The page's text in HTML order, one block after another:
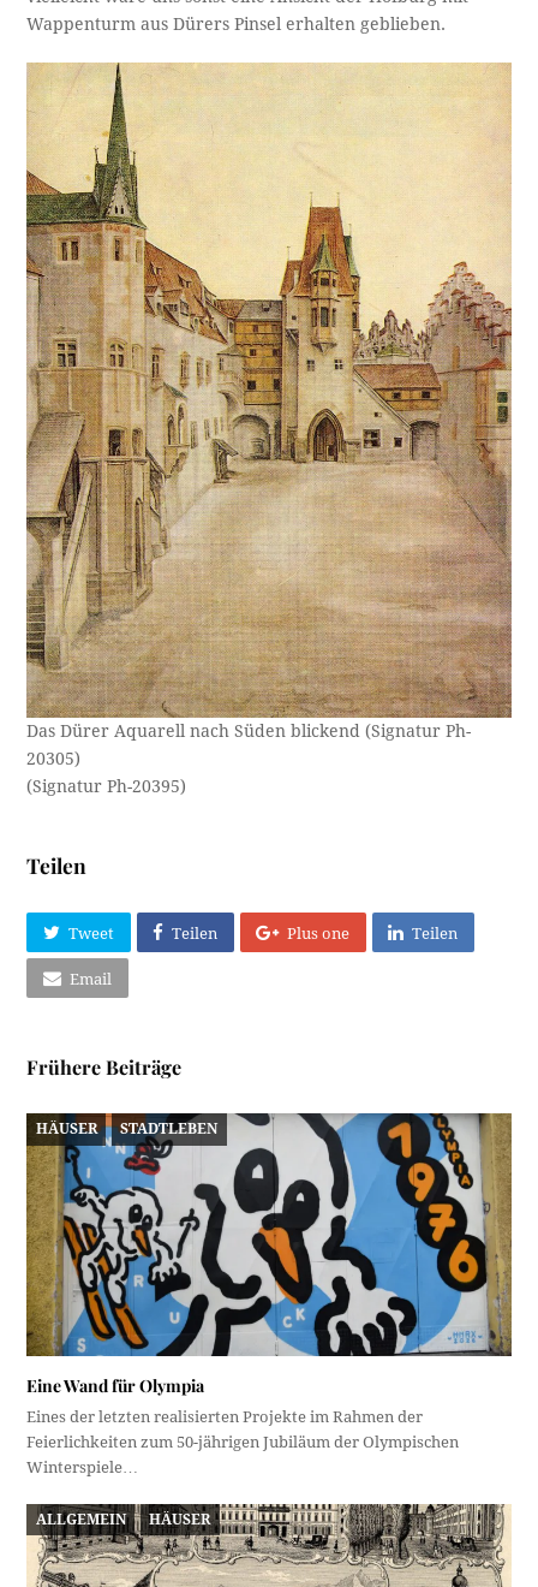
Wappenturm aus Dürers Pinsel erhalten geblieben.
Das Dürer Aquarell nach Süden blickend (Signatur Ph-
20305)
(Signatur Ph-20395)
Teilen
Tweet Teilen Plus one Teilen
Email
Frühere Beiträge
HÄUSER STADTLEBEN
Eine Wand für Olympia
Eines der letzten realisierten Projekte im Rahmen der
Feierlichkeiten zum 50-jährigen Jubiläum der Olympischen
Winterspiele…
ALLGEMEIN HÄUSER